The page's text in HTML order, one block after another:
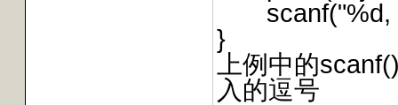
scanf("%d,
}
上例中的
入的逗号